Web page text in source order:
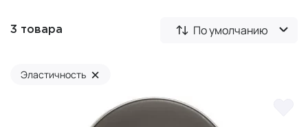
3 товара По умолчанию
Эластичность ×